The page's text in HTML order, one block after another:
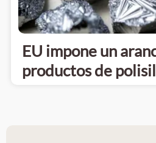
EU impone un
productos de